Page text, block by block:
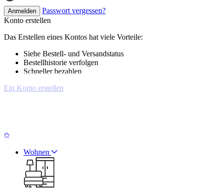
Anmelden
Passwort vergessen?
Konto erstellen
Das Erstellen eines Kontos hat viele Vorteile:
Siehe Bestell- und Versandstatus
Bestellhistorie verfolgen
Schneller bezahlen
Ein Konto erstellen
Wohnen